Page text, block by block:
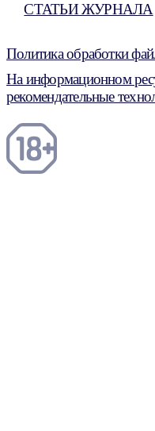
СТАТЬИ ЖУРНАЛА
Политика обработки
На информационном
рекомендательные